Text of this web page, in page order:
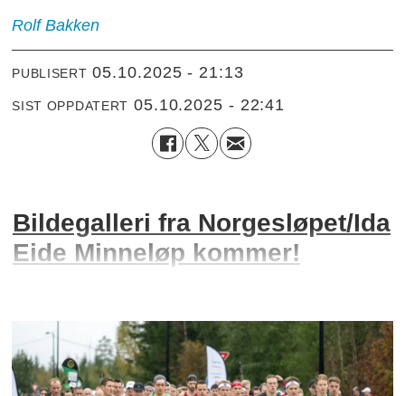
Rolf Bakken
PUBLISERT 05.10.2025 - 21:13
SIST OPPDATERT 05.10.2025 - 22:41
Bildegalleri fra Norgesløpet/Ida
Eide Minneløp kommer!